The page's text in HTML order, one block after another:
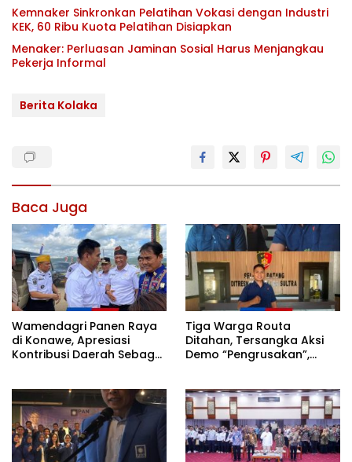
Kemnaker Sinkronkan Pelatihan Vokasi dengan Industri
KEK, 60 Ribu Kuota Pelatihan Disiapkan
Menaker: Perluasan Jaminan Sosial Harus Menjangkau
Pekerja Informal
Berita Kolaka
Baca Juga
Wamendagri Panen Raya
di Konawe, Apresiasi
Kontribusi Daerah Sebagai
Tiga Warga Routa
Ditahan, Tersangka Aksi
Demo “Pengrusakan”,